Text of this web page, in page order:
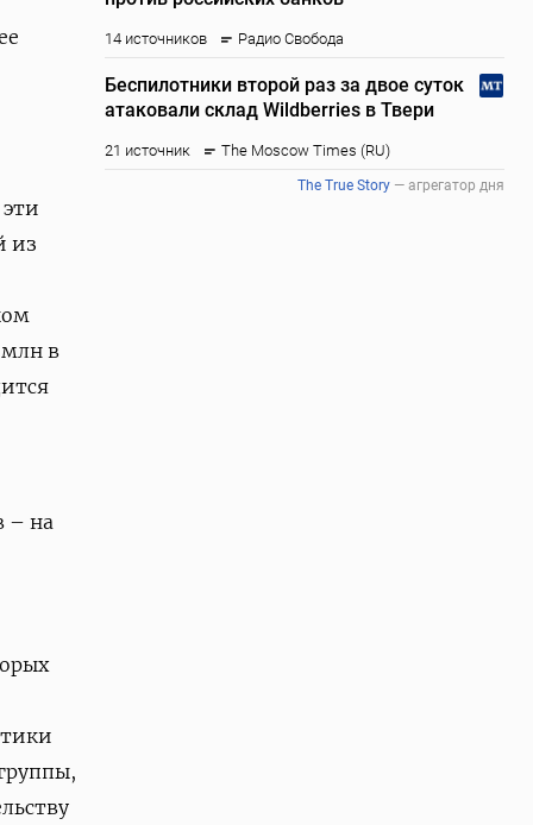
из
в
– на